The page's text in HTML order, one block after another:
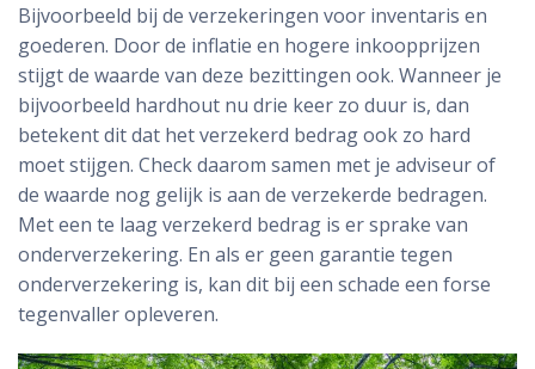
Bijvoorbeeld bij de verzekeringen voor inventaris en
goederen. Door de inflatie en hogere inkoopprijzen
stijgt de waarde van deze bezittingen ook. Wanneer je
bijvoorbeeld hardhout nu drie keer zo duur is, dan
betekent dit dat het verzekerd bedrag ook zo hard
moet stijgen. Check daarom samen met je adviseur of
de waarde nog gelijk is aan de verzekerde bedragen.
Met een te laag verzekerd bedrag is er sprake van
onderverzekering. En als er geen garantie tegen
onderverzekering is, kan dit bij een schade een forse
tegenvaller opleveren.